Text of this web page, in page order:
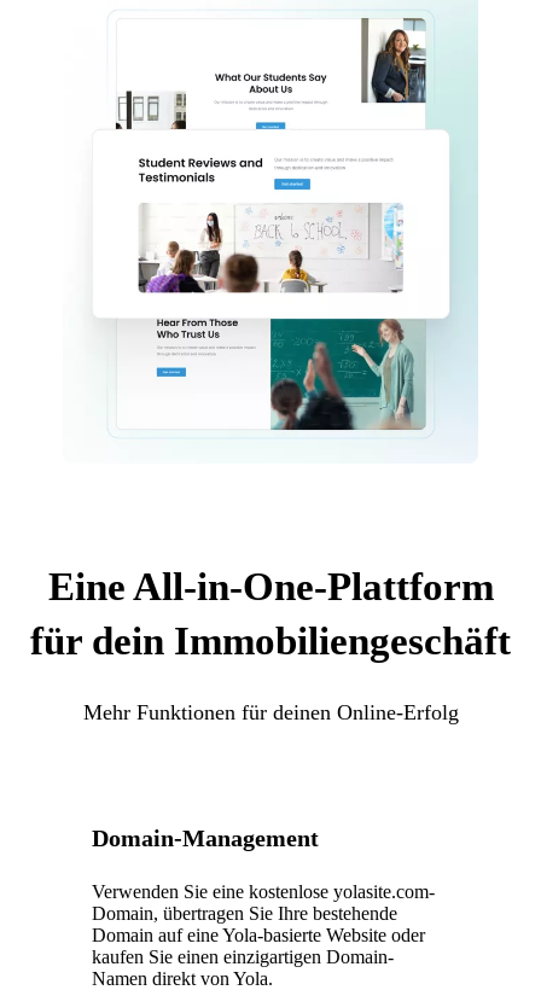
Eine All-in-One-Plattform
für dein Immobiliengeschäft
Mehr Funktionen für deinen Online-Erfolg
Domain-Management
Verwenden Sie eine kostenlose yolasite.com-
Domain, übertragen Sie Ihre bestehende
Domain auf eine Yola-basierte Website oder
kaufen Sie einen einzigartigen Domain-
Namen direkt von Yola.